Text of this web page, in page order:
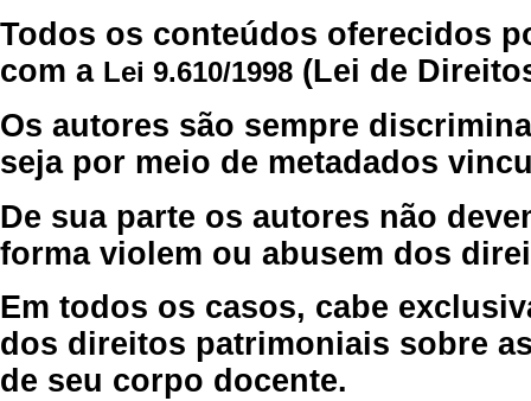
Todos os conteúdos oferecidos
com a Lei 9.610/1998 (Lei de
Os autores são sempre
seja por meio de metadados
De sua parte os autores não
forma violem ou abusem dos
Em todos os casos, cabe
dos direitos patrimoniais sobre
de seu corpo docente.